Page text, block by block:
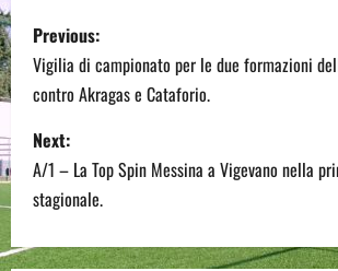
P
o
s
t
n
a
Previous:
Vigilia di campionato per le due formazioni
contro Akragas e Cataforio.
Next:
A/1 – La Top Spin Messina a Vigevano nella
stagionale.